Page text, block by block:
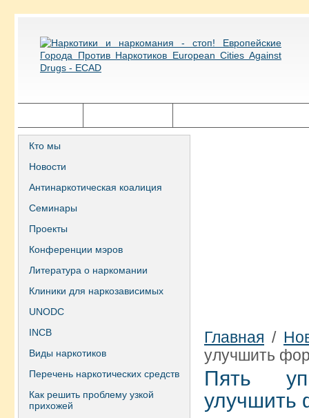
Кто мы
Новости
Антинаркотическая коалиция
Семинары
Проекты
Конференции мэров
Литература о наркомании
Клиники для наркозависимых
UNODC
INCB
Виды наркотиков
Перечень наркотических средств
Как решить проблему узкой
прихожей
Главная /
улучшить
Пять
улучшить